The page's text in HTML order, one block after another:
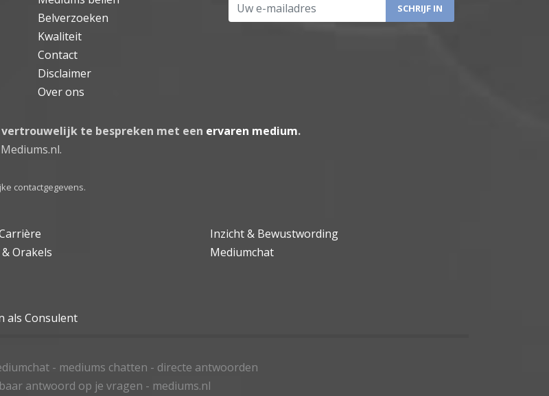
Belverzoeken
Kwaliteit
Contact
Disclaimer
Over ons
te bespreken met een ervaren medium.
contactgegevens.
Inzicht & Bewustwording
Orakels Mediumchat
als Consulent
- mediums chatten - directe antwoorden
antwoord op je vragen - mediums.nl